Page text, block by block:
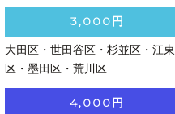
3,000円
大田区・世田谷区・杉並区・江東
区・墨田区・荒川区
4,000円